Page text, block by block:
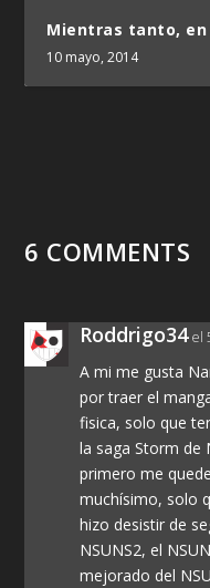
Mientras tanto,
10 mayo, 2014
6 COMMENTS
Roddrigo34 el
A mi me gusta
por traer el
fisica, solo que
la saga Storm de
primero me
muchísimo, solo
hizo desistir de
NSUNS2, el
mejorado del